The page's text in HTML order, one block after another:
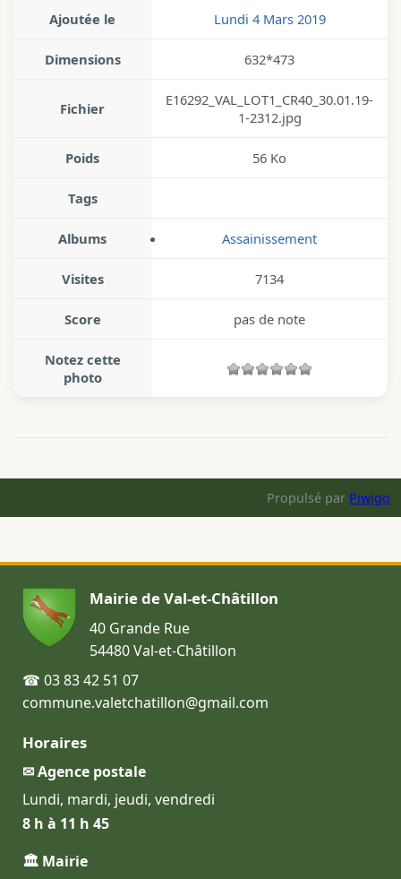
Ajoutée le Lundi 4 Mars 2019
Dimensions 632*473
Fichier
E16292_VAL_LOT1_CR40_30.01.19-
1-2312.jpg
Poids 56 Ko
Tags
Albums Assainissement
Visites 7134
Score pas de note
Notez cette
photo
Propulsé par Piwigo
Mairie de Val-et-Châtillon
40 Grande Rue
54480 Val-et-Châtillon
☎ 03 83 42 51 07
commune.valetchatillon@gmail.com
Horaires
✉ Agence postale
Lundi, mardi, jeudi, vendredi
8 h à 11 h 45
🏛 Mairie